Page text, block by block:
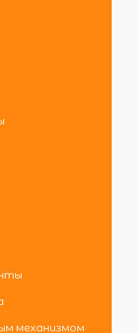
механизмом